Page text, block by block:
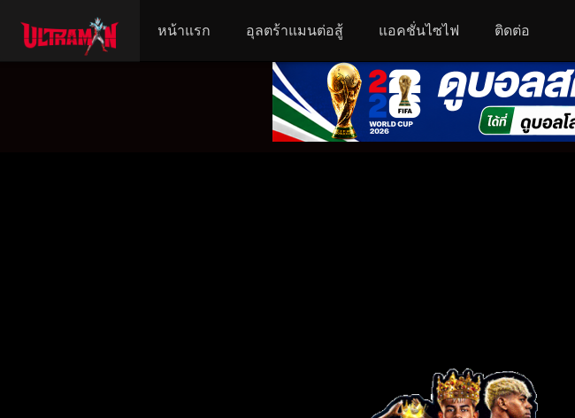
หน้าแรก อุลตร้าแมนต่อสู้ แอคชั่นไซไฟ ติดต่อ